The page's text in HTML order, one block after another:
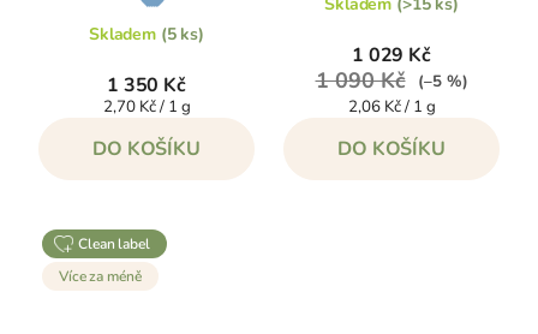
je
5,0
5
hvězdiček.
Skladem (5 ks)
1 350 Kč
Měrná
2,70 Kč / 1 g
DO KOŠÍKU
4,9
5
hvězdiček.
Skladem (>15 ks)
1 029 Kč
1 090 Kč
(–5 %)
Měrná
2,06 Kč / 1 g
DO KOŠÍKU
clean label
Více za méně